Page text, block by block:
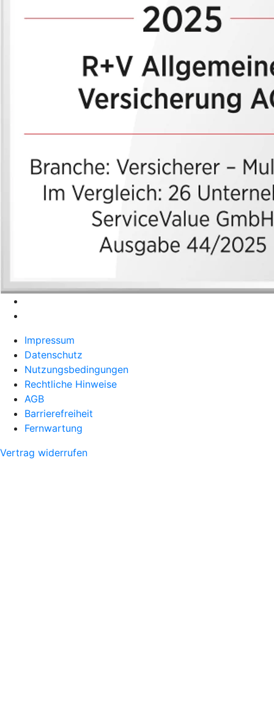
Impressum
Datenschutz
Nutzungsbedingungen
Rechtliche Hinweise
AGB
Barrierefreiheit
Fernwartung
Vertrag widerrufen